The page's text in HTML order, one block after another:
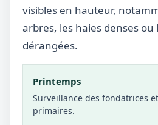
visibles en hauteur,
arbres, les haies denses ou
dérangées.
Printemps
Surveillance des fondatrices
primaires.